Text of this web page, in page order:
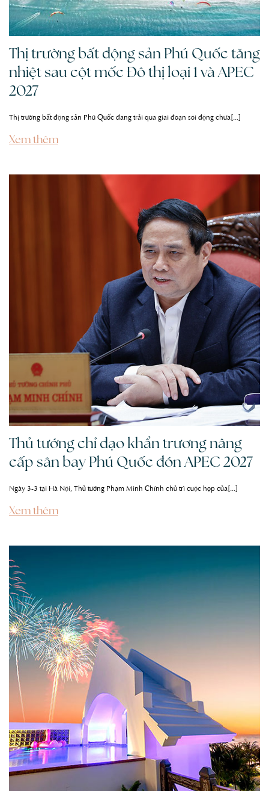
Thị trường bất động sản Phú Quốc tăng
nhiệt sau cột mốc Đô thị loại 1 và APEC
2027
Thị trường bất động sản Phú Quốc đang trải qua giai đoạn sôi động chưa[...]
Xem thêm
Thủ tướng chỉ đạo khẩn trương nâng
cấp sân bay Phú Quốc đón APEC 2027
Ngày 3-3 tại Hà Nội, Thủ tướng Phạm Minh Chính chủ trì cuộc họp của[...]
Xem thêm